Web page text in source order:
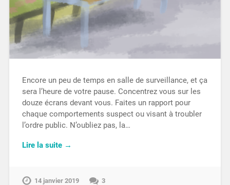
Encore un peu de temps en salle de surveillance, et ça
sera l’heure de votre pause. Concentrez vous sur les
douze écrans devant vous. Faites un rapport pour
chaque comportements suspect ou visant à troubler
l’ordre public. N’oubliez pas, la…
Lire la suite →
14 janvier 2019 3